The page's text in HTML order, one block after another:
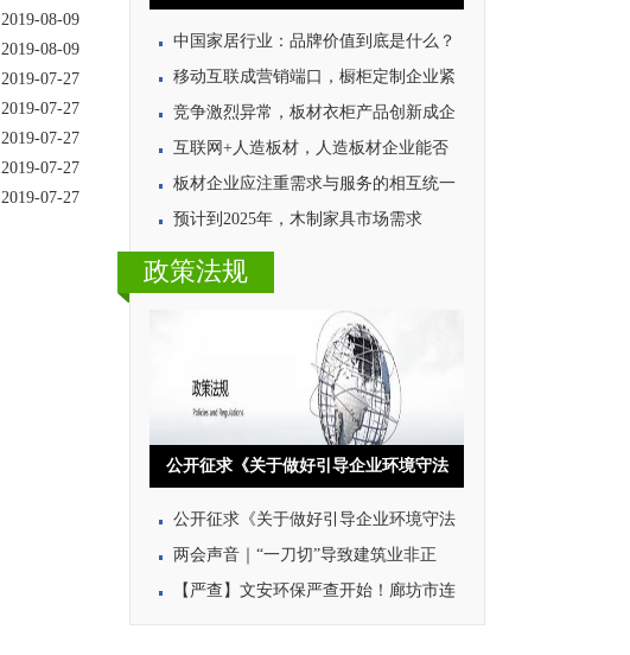
2019-08-09
2019-08-09
2019-07-27
2019-07-27
2019-07-27
2019-07-27
2019-07-27
中国家居行业：品牌价值到底是什么？
移动互联成营销端口，橱柜定制企业紧
竞争激烈异常，板材衣柜产品创新成企
互联网+人造板材，人造板材企业能否
板材企业应注重需求与服务的相互统一
预计到2025年，木制家具市场需求
政策法规
公开征求《关于做好引导企业环境守法
公开征求《关于做好引导企业环境守法
两会声音｜“一刀切”导致建筑业非正
【严查】文安环保严查开始！廊坊市连